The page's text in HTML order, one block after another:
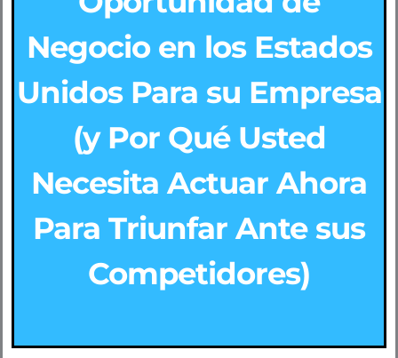
Negocio en los Estados
Unidos Para su Empresa
(y Por Qué Usted
Necesita Actuar Ahora
Para Triunfar Ante sus
Competidores)